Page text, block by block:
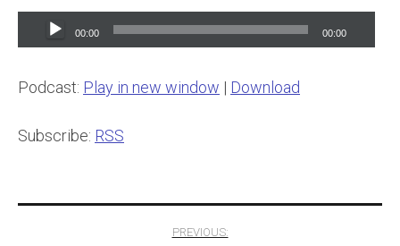
Audio
Player
00:00 00:00
Podcast: Play in new window | Download
Subscribe: RSS
PREVIOUS: